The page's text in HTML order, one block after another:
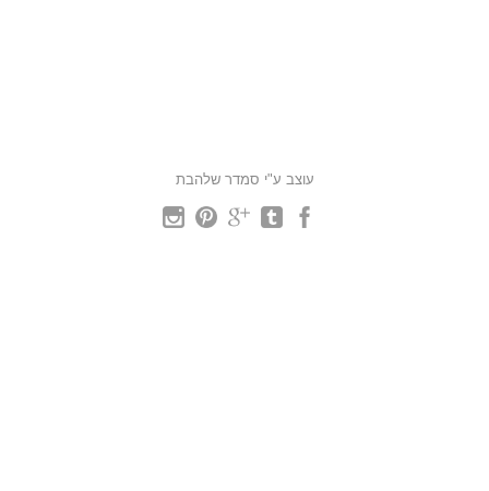
עוצב ע"י סמדר שלהבת